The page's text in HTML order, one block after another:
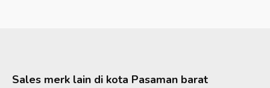
Sales merk lain di kota Pasaman barat